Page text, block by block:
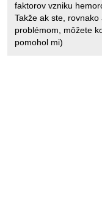
faktorov vzniku
Takže ak ste,
problémom, môžete
pomohol mi)